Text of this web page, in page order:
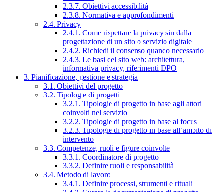
2.3.7. Obiettivi accessibilità
2.3.8. Normativa e approfondimenti
2.4. Privacy
2.4.1. Come rispettare la privacy sin dalla
progettazione di un sito o servizio digitale
2.4.2. Richiedi il consenso quando necessario
2.4.3. Le basi del sito web: architettura,
informativa privacy, riferimenti DPO
3. Pianificazione, gestione e strategia
3.1. Obiettivi del progetto
3.2. Tipologie di progetti
3.2.1. Tipologie di progetto in base agli attori
coinvolti nel servizio
3.2.2. Tipologie di progetto in base al focus
3.2.3. Tipologie di progetto in base all’ambito di
intervento
3.3. Competenze, ruoli e figure coinvolte
3.3.1. Coordinatore di progetto
3.3.2. Definire ruoli e responsabilità
3.4. Metodo di lavoro
3.4.1. Definire processi, strumenti e rituali